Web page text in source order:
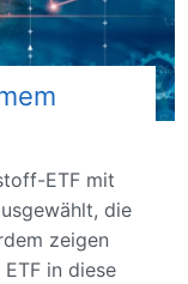
ETF mit
die
zeigen
in diese